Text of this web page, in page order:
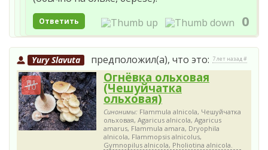
Ответить 0
Yury Slavuta предположил(а), что это: 7 лет назад #
Огнёвка ольховая
(Чешуйчатка
ольховая)
Синонимы: Flammula alnicola, Чешуйчатка
ольховая, Agaricus alnicola, Agaricus
amarus, Flammula amara, Dryophila
alnicola, Flammopsis alnicolus,
Gymnopilus alnicola, Pholiotina alnicola.